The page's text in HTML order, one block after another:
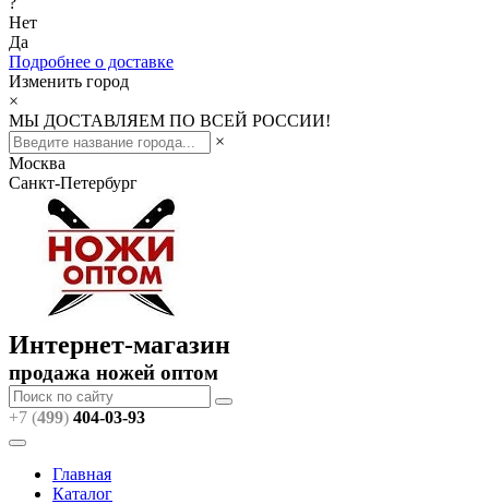
Нет
Да
Подробнее о доставке
Изменить город
×
МЫ ДОСТАВЛЯЕМ ПО ВСЕЙ РОССИИ!
×
Москва
Санкт-Петербург
Интернет-магазин
продажа ножей оптом
+7 (499) 404-03-93
Главная
Каталог